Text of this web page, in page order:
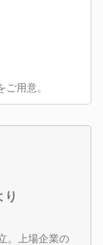
用意。
り
。上場企業の